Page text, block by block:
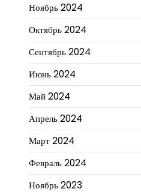
Ноябрь 2024
Октябрь 2024
Сентябрь 2024
Июнь 2024
Май 2024
Апрель 2024
Март 2024
Февраль 2024
Ноябрь 2023